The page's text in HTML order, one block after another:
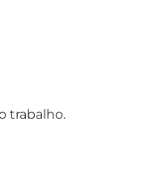
trabalho.